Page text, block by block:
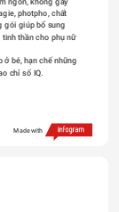
photpho, chất
gói giúp bổ sung
thần cho phụ nữ
bé, hạn chế những
chỉ số IQ.
Made with